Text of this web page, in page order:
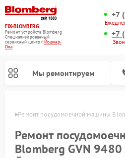
FIX-BLOMBERG
Ремонт устройств Blomberg
Специализированный
cервисный центр г.Йошкар-
Ола
+7
+7
Мы ремонтируем
Оле Ремонт посудомоечной машины
Ремонт
Blomberg GVN 9480